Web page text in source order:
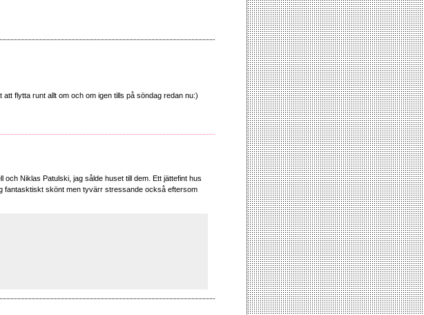
flytta runt allt om och om igen tills på söndag redan nu:)
Niklas Patulski, jag sålde huset till dem. Ett jättefint hus
fantasktiskt skönt men tyvärr stressande också eftersom